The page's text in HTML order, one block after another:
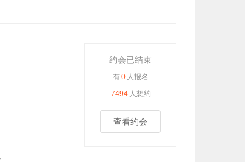
约会已结束
有0 人报名
7494 人想约
查看约会